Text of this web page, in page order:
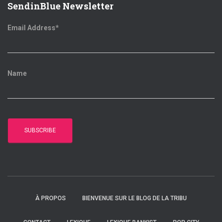
:SendinBlue Newsletter
Email Address*
Name
À PROPOS BIENVENUE SUR LE BLOG DE LA TRIBU